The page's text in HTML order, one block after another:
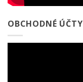
OBCHODNÉ ÚČTY